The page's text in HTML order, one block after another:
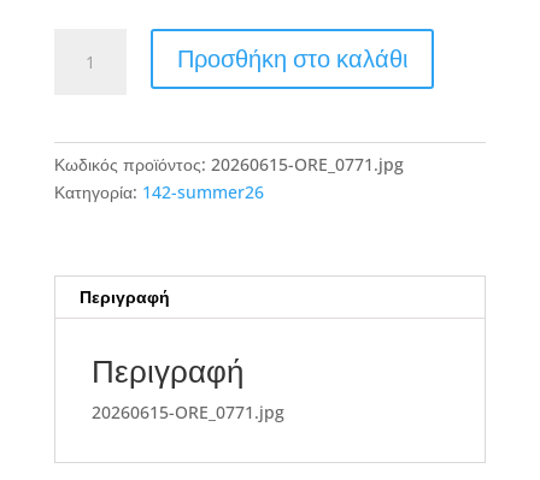
ORE_0771.jpg
Προσθήκη στο καλάθι
Κωδικός προϊόντος: 20260615-ORE_0771.jpg
Κατηγορία: 142-summer26
Περιγραφή
Περιγραφή
20260615-ORE_0771.jpg